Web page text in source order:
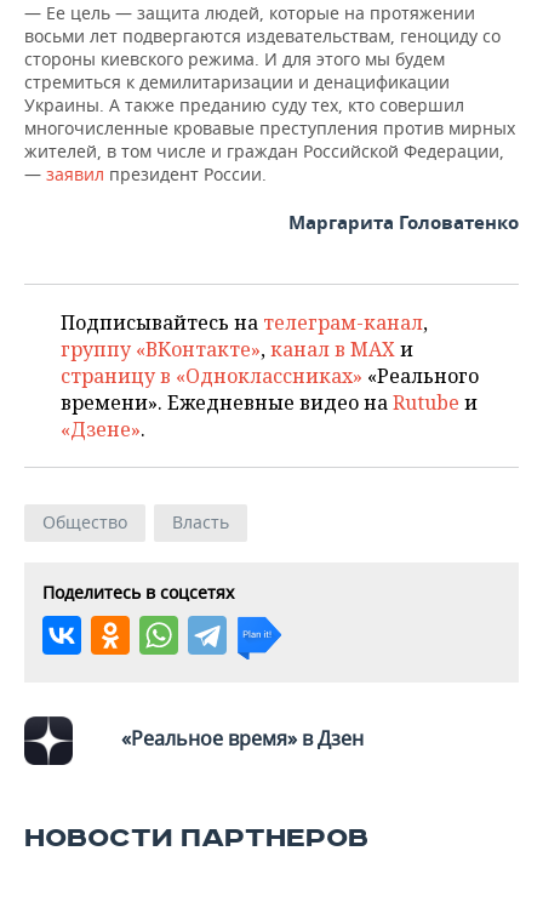
— Ее цель — защита людей, которые на протяжении
восьми лет подвергаются издевательствам, геноциду со
стороны киевского режима. И для этого мы будем
стремиться к демилитаризации и денацификации
Украины. А также преданию суду тех, кто совершил
многочисленные кровавые преступления против мирных
жителей, в том числе и граждан Российской Федерации,
— заявил президент России.
Маргарита Головатенко
Подписывайтесь на телеграм-канал,
группу «ВКонтакте»,канал в MAXи
страницу в «Одноклассниках» «Реального
времени». Ежедневные видео наRutube и
«Дзене».
Общество Власть
Поделитесь в соцсетях
«Реальное время» в Дзен
НОВОСТИ ПАРТНЕРОВ